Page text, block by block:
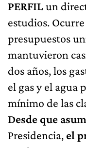
estudios.
presupuestos
mantuvieron
dos años, los
el gas y el agua
mínimo de las
Desde que
Presidencia,el
cayó un45,6%: